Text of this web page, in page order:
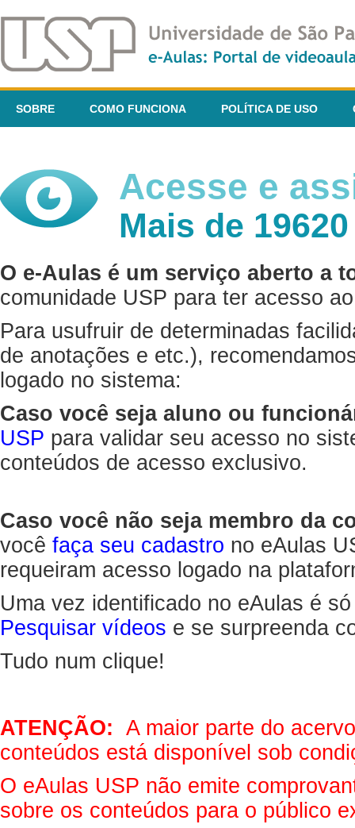
SOBRE COMO FUNCIONA POLÍTICA DE USO
Acesse e
Mais de
O e-Aulas é um serviço aberto a
comunidade USP para ter acesso
Para usufruir de determinadas
de anotações e etc.),
logado no sistema:
Caso você seja aluno ou
USP para validar seu acesso no
conteúdos de acesso exclusivo.
Caso você não seja membro da
você faça seu cadastro no eAulas
requeiram acesso logado na
Uma vez identificado no eAulas é
Pesquisar vídeos e se surpreenda
Tudo num clique!
ATENÇÃO: A maior parte do
conteúdos está disponível sob
O eAulas USP não emite
sobre os conteúdos para o público